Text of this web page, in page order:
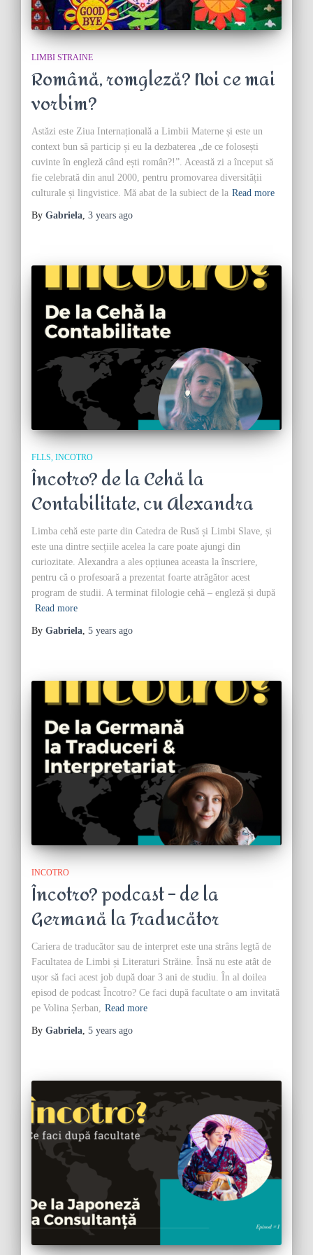
LIMBI STRAINE
Română, romgleză? Noi ce mai
vorbim?
Astăzi este Ziua Internațională a Limbii Materne și este un
context bun să particip și eu la dezbaterea „de ce folosești
cuvinte în engleză când ești român?!”. Această zi a început să
fie celebrată din anul 2000, pentru promovarea diversității
culturale și lingvistice. Mă abat de la subiect de la Read more
By Gabriela, 3 years ago
FLLS INCOTRO
Încotro? de la Cehă la
Contabilitate, cu Alexandra
Limba cehă este parte din Catedra de Rusă și Limbi Slave, și
este una dintre secțiile acelea la care poate ajungi din
curiozitate. Alexandra a ales opțiunea aceasta la înscriere,
pentru că o profesoară a prezentat foarte atrăgător acest
program de studii. A terminat filologie cehă – engleză și după
Read more
By Gabriela, 5 years ago
INCOTRO
Încotro? podcast – de la
Germană la Traducător
Cariera de traducător sau de interpret este una strâns legtă de
Facultatea de Limbi și Literaturi Străine. Însă nu este atât de
ușor să faci acest job după doar 3 ani de studiu. În al doilea
episod de podcast Încotro? Ce faci după facultate o am invitată
pe Volina Șerban, Read more
By Gabriela, 5 years ago